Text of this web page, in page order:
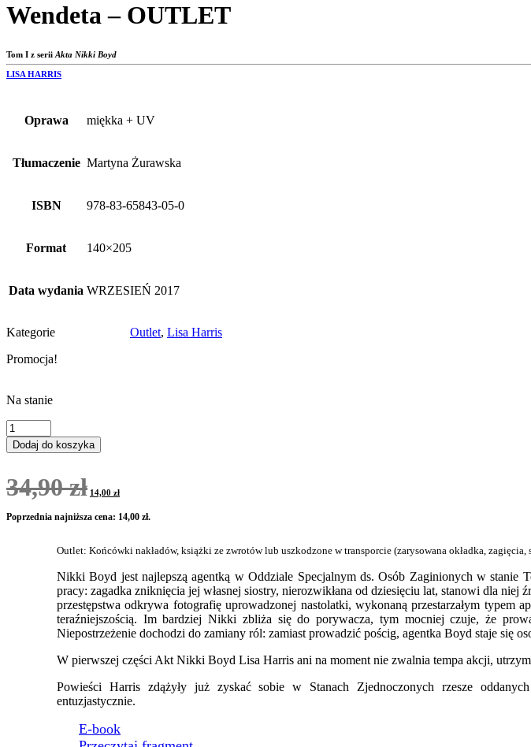
Wendeta – OUTLET
Tom I z seriiAkta Nikki Boyd
LISA HARRIS
Oprawa miękka + UV
Tłumaczenie Martyna Żurawska
ISBN 978-83-65843-05-0
Format 140×205
Data wydania WRZESIEŃ 2017
Kategorie Outlet, Lisa Harris
Promocja!
Na stanie
ilość
Wendeta
-
Dodaj do koszyka
34,90zł wynosiła:
14,00 złwynosi:
Poprzednia najniższa cena: 14,00 zł.
Outlet: Końcówki nakładów, książki ze zwrotów lub uszkodzone w transporcie (zarysowana okładka, zagięcia,
Nikki Boyd jest najlepszą agentką w Oddziale Specjalnym ds. Osób Zaginionych w stanie
pracy: zagadka zniknięcia jej własnej siostry, nierozwikłana od dziesięciu lat, stanowi dla niej
przestępstwa odkrywa fotografię uprowadzonej nastolatki, wykonaną przestarzałym typem
teraźniejszością. Im bardziej Nikki zbliża się do porywacza, tym mocniej czuje, że
Niepostrzeżenie dochodzi do zamiany ról: zamiast prowadzić pościg, agentka Boyd staje się
W pierwszej części Akt Nikki Boyd Lisa Harris ani na moment nie zwalnia tempa akcji,
Powieści Harris zdążyły już zyskać sobie w Stanach Zjednoczonych rzesze
entuzjastycznie.
E-book